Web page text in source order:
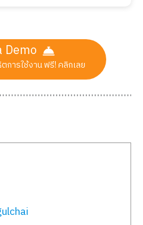
Demo
การใช้งาน ฟรี! คลิกเลย